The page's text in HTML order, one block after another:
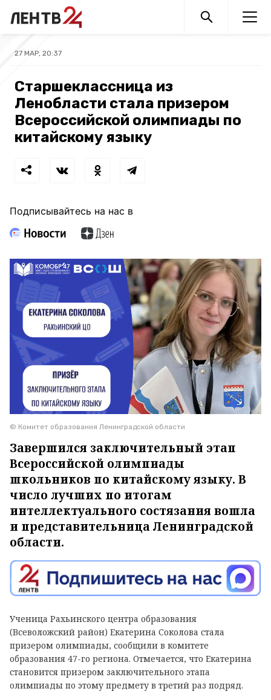
27 МАР, 20:37
Старшеклассница из
Ленобласти стала призером
Всероссийской олимпиады по
китайскому языку
Подписывайтесь на нас в
© Комитет образования Ленинградской области
Завершился заключительный этап
Всероссийской олимпиады
школьников по китайскому языку. В
число лучших по итогам
интеллектуального состязания вошла
и представительница Ленинградской
области.
Ученица Рахьинского центра образования
(Всеволожский район) Екатерина Соколова стала
призером олимпиады, сообщили в комитете
образования 47-го региона. Отмечается, что Екатерина
становится призером заключительного этапа
олимпиады по этому предмету в третий раз подряд.